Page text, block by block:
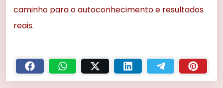
caminho para o autoconhecimento e resultados
reais.